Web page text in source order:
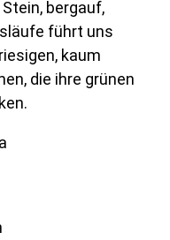
bergauf,
führt uns
kaum
die ihre grünen